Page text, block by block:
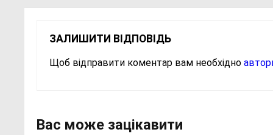
ЗАЛИШИТИ ВІДПОВІДЬ
Щоб відправити коментар вам необхідно
Вас може зацікавити